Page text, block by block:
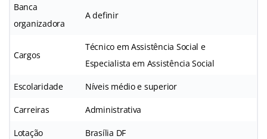
Banca
organizadora
A definir
Cargos
Técnico em Assistência Social e
Especialista em Assistência Social
Escolaridade Níveis médio e superior
Carreiras Administrativa
Lotação Brasília DF